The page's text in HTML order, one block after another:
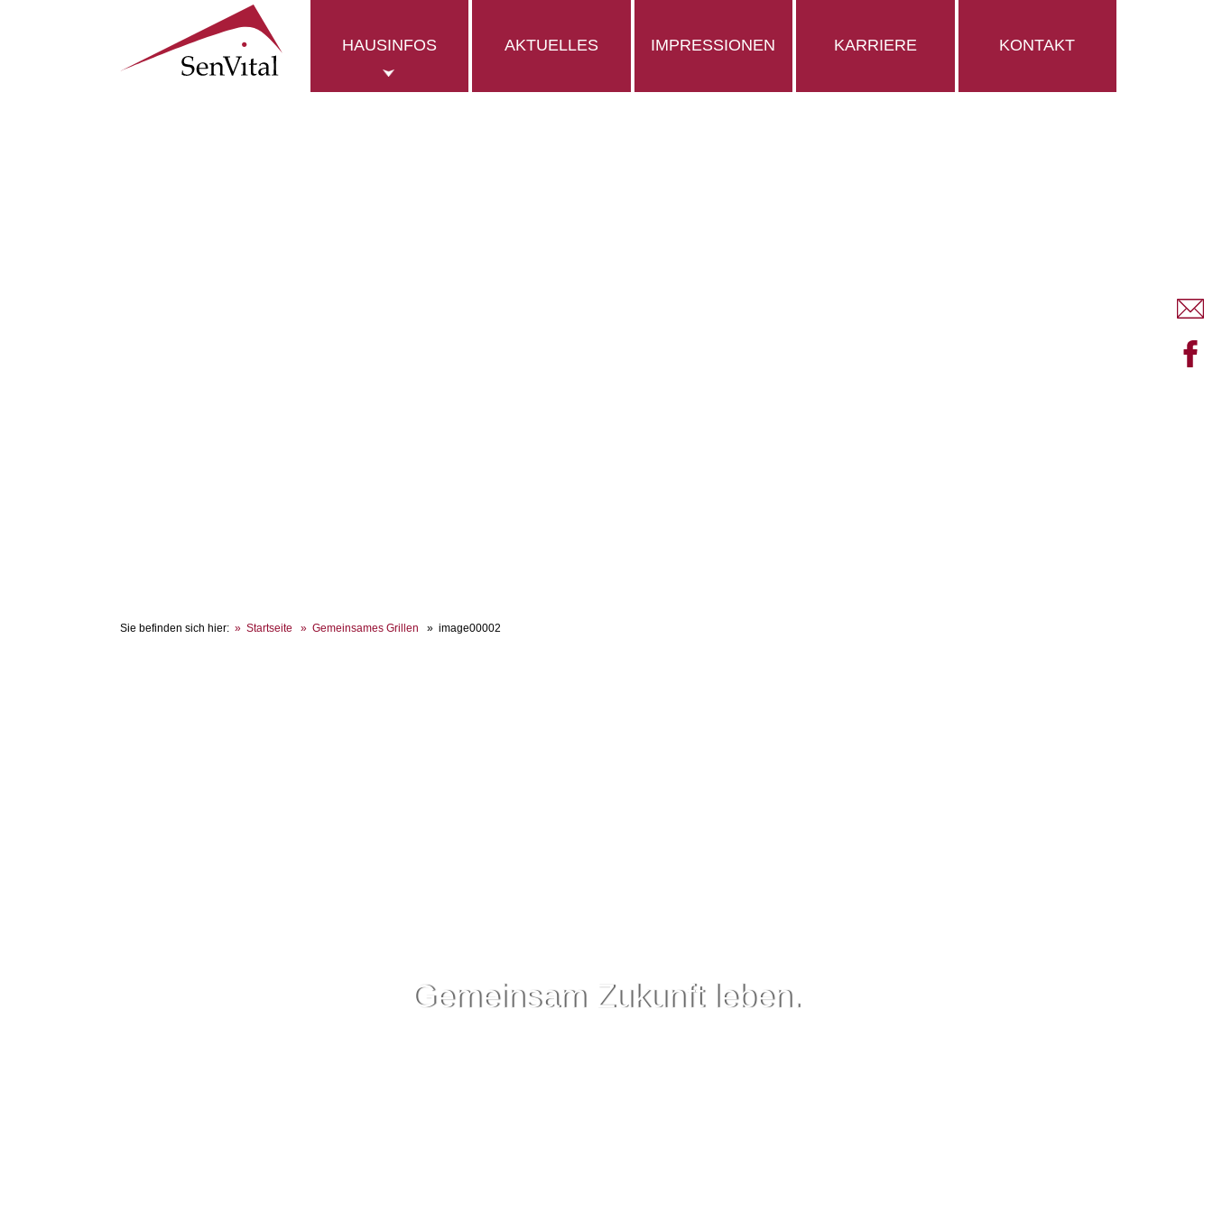
HAUSINFOS AKTUELLES IMPRESSIONEN KARRIERE KONTAKT
Sie befinden sich hier: Startseite Gemeinsames Grillen image00002
Gemeinsam Zukunft leben.